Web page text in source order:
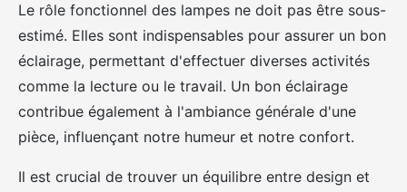
Le rôle fonctionnel des lampes ne doit pas être sous-
estimé. Elles sont indispensables pour assurer un bon
éclairage, permettant d'effectuer diverses activités
comme la lecture ou le travail. Un bon éclairage
contribue également à l'ambiance générale d'une
pièce, influençant notre humeur et notre confort.
Il est crucial de trouver un équilibre entre design et